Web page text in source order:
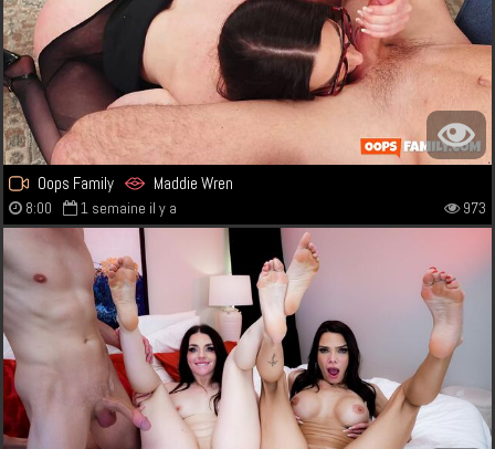
Oops Family Maddie Wren
8:00 1 semaine il y a 973